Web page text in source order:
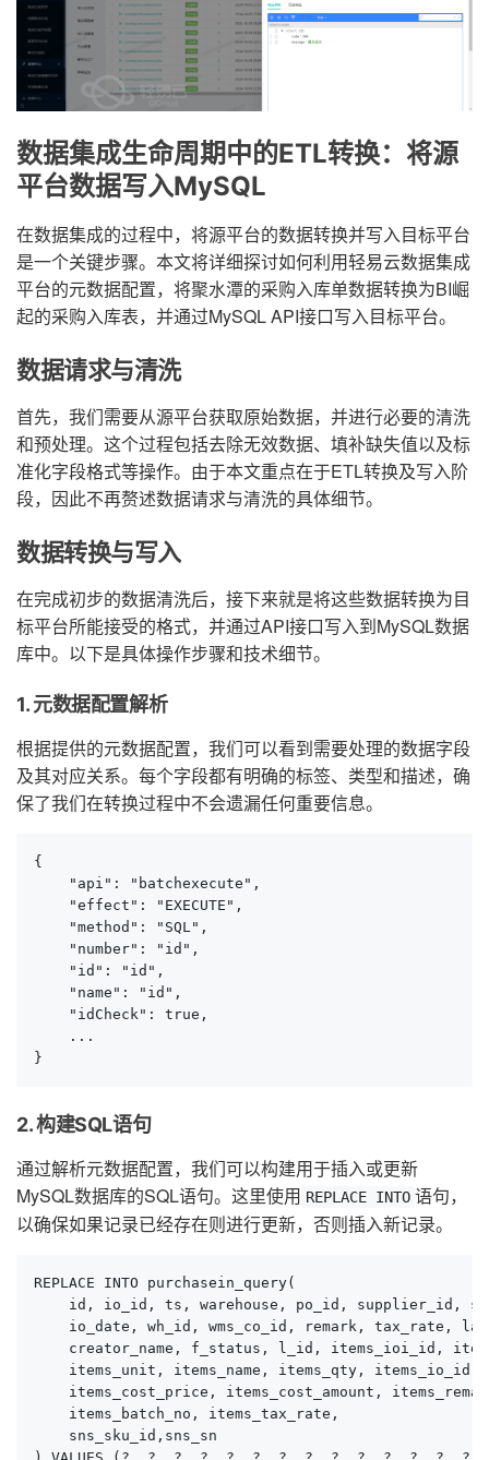
数据集成生命周期中的ETL转换：将源
平台数据写入MySQL
在数据集成的过程中，将源平台的数据转换并写入目标平台
是一个关键步骤。本文将详细探讨如何利用轻易云数据集成
平台的元数据配置，将聚水潭的采购入库单数据转换为BI崛
起的采购入库表，并通过MySQL API接口写入目标平台。
数据请求与清洗
首先，我们需要从源平台获取原始数据，并进行必要的清洗
和预处理。这个过程包括去除无效数据、填补缺失值以及标
准化字段格式等操作。由于本文重点在于ETL转换及写入阶
段，因此不再赘述数据请求与清洗的具体细节。
数据转换与写入
在完成初步的数据清洗后，接下来就是将这些数据转换为目
标平台所能接受的格式，并通过API接口写入到MySQL数据
库中。以下是具体操作步骤和技术细节。
1. 元数据配置解析
根据提供的元数据配置，我们可以看到需要处理的数据字段
及其对应关系。每个字段都有明确的标签、类型和描述，确
保了我们在转换过程中不会遗漏任何重要信息。
{
    "api": "batchexecute",
    "effect": "EXECUTE",
    "method": "SQL",
    "number": "id",
    "id": "id",
    "name": "id",
    "idCheck": true,
    ...
}
2. 构建SQL语句
通过解析元数据配置，我们可以构建用于插入或更新
MySQL数据库的SQL语句。这里使用 REPLACE INTO 语句，
以确保如果记录已经存在则进行更新，否则插入新记录。
REPLACE INTO purchasein_query(
id, io_id, ts, warehouse, po_id, supplier_id,
io_date, wh_id, wms_co_id, remark, tax_rate,
creator_name, f_status, l_id, items_ioi_id,
    items_unit, items_name, items_qty, items_io_id,
items_cost_price, items_cost_amount,
    items_batch_no, items_tax_rate,
    sns_sku_id,sns_sn